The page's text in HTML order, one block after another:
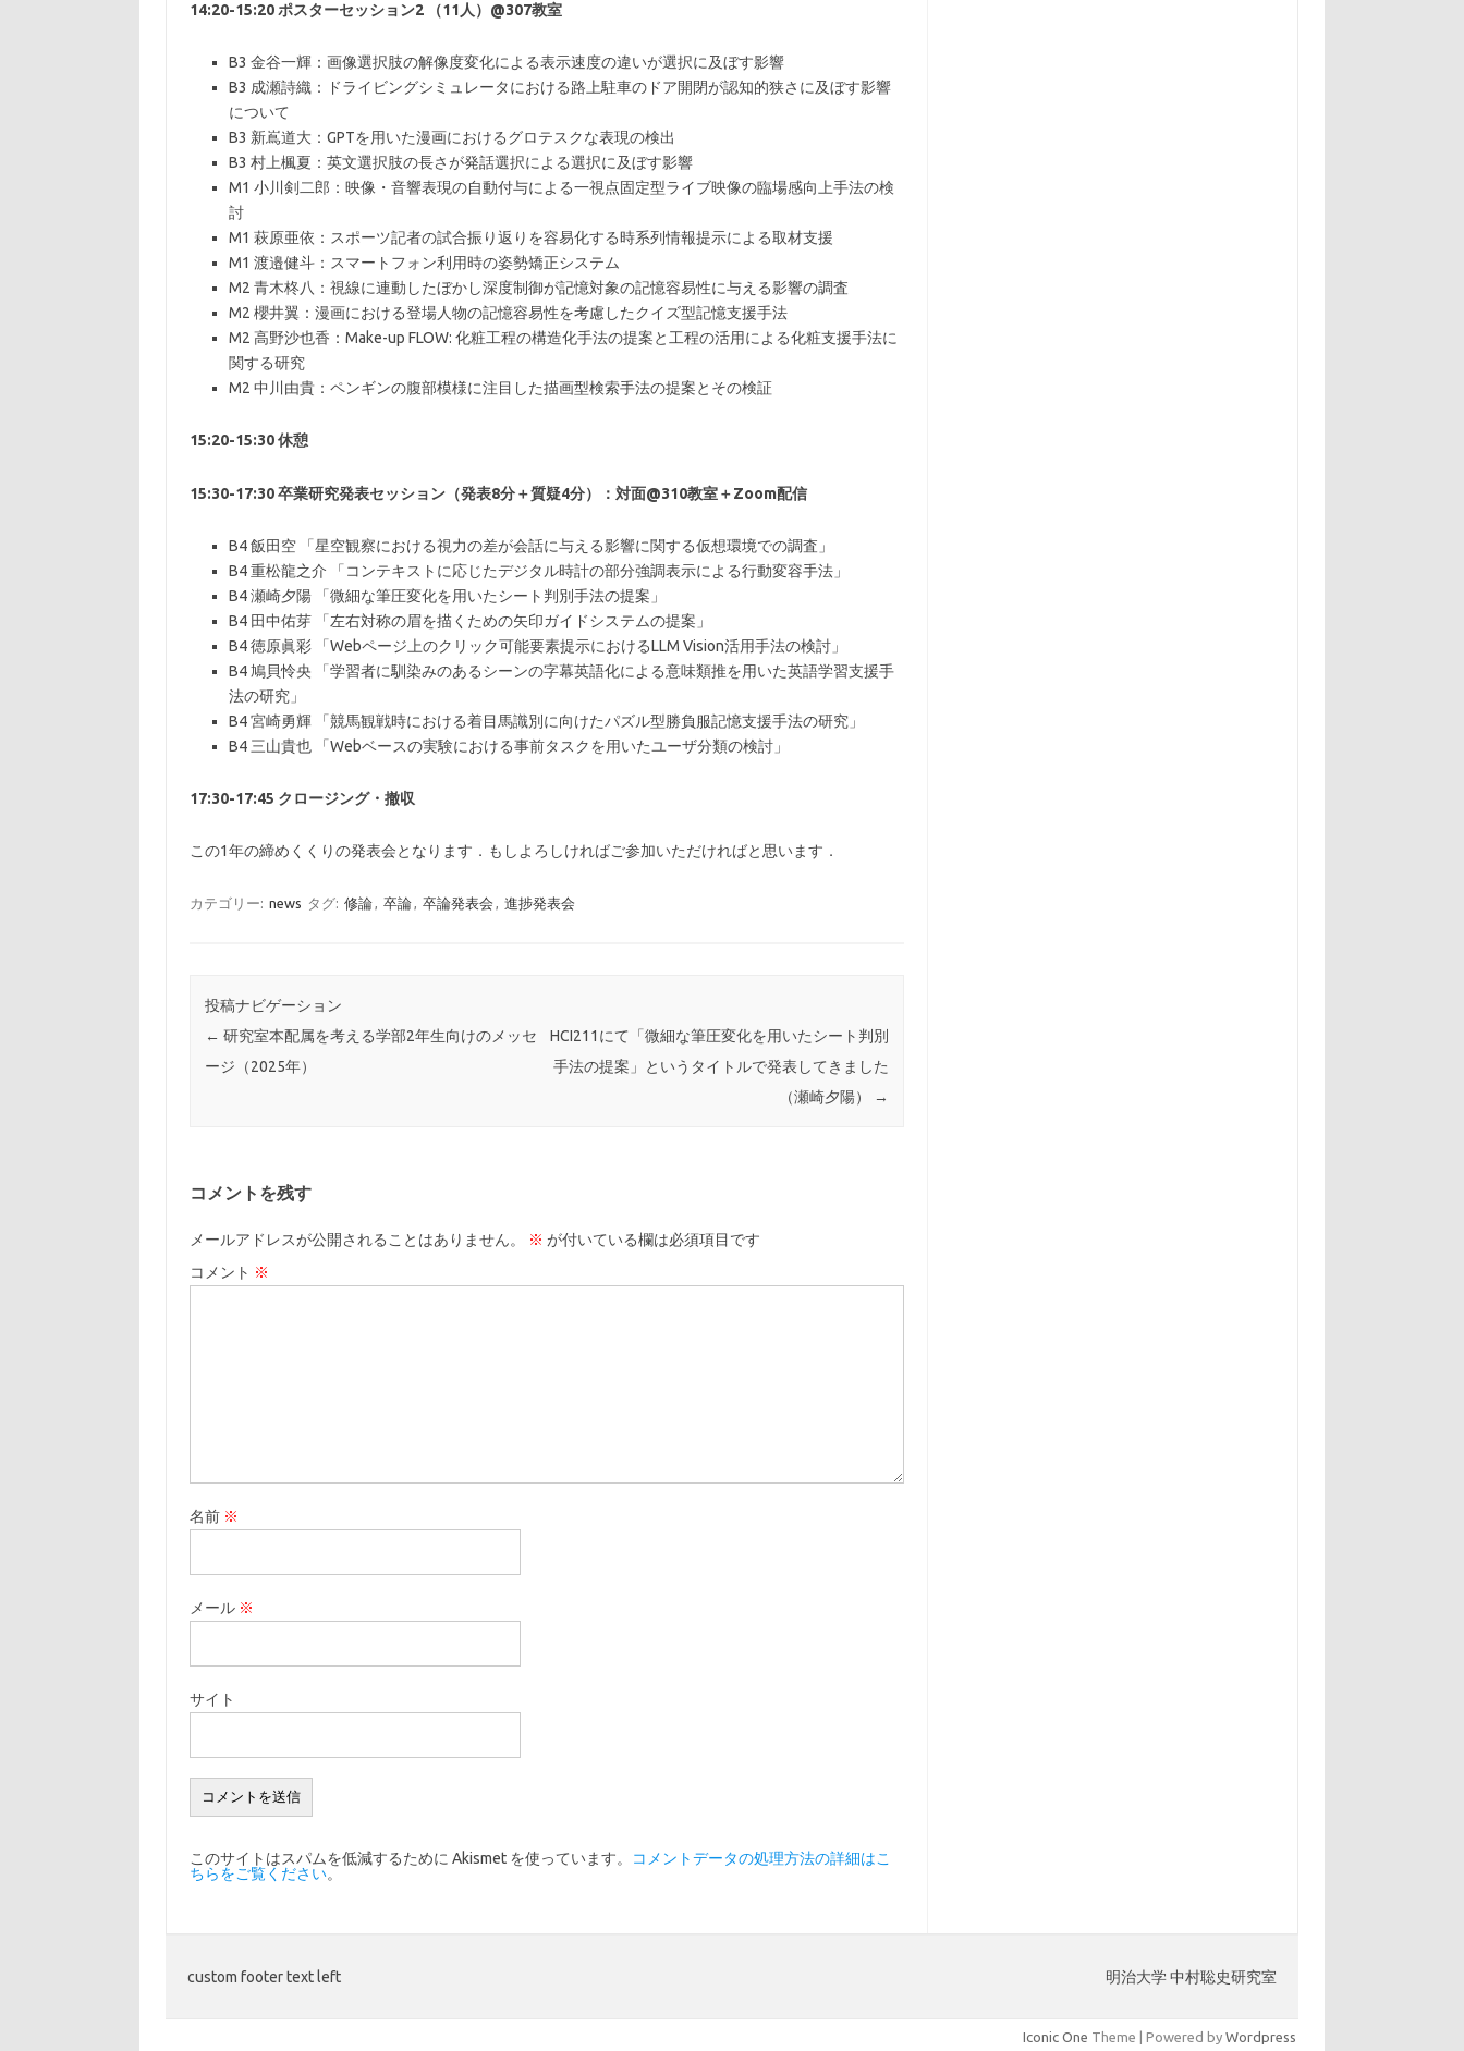
14:20-15:20 ポスターセッション2 （11人）@307教室
B3 金谷一輝：画像選択肢の解像度変化による表示速度の違いが選択に及ぼす影響
B3 成瀬詩織：ドライビングシミュレータにおける路上駐車のドア開閉が認知的狭さに及ぼす影響
について
B3 新嶌道大：GPTを用いた漫画におけるグロテスクな表現の検出
B3 村上楓夏：英文選択肢の長さが発話選択による選択に及ぼす影響
M1 小川剣二郎：映像・音響表現の自動付与による一視点固定型ライブ映像の臨場感向上手法の検
討
M1 萩原亜依：スポーツ記者の試合振り返りを容易化する時系列情報提示による取材支援
M1 渡邉健斗：スマートフォン利用時の姿勢矯正システム
M2 青木柊八：視線に連動したぼかし深度制御が記憶対象の記憶容易性に与える影響の調査
M2 櫻井翼：漫画における登場人物の記憶容易性を考慮したクイズ型記憶支援手法
M2 高野沙也香：Make-up FLOW: 化粧工程の構造化手法の提案と工程の活用による化粧支援手法に
関する研究
M2 中川由貴：ペンギンの腹部模様に注目した描画型検索手法の提案とその検証
15:20-15:30 休憩
15:30-17:30 卒業研究発表セッション（発表8分＋質疑4分）：対面@310教室＋Zoom配信
B4 飯田空 「星空観察における視力の差が会話に与える影響に関する仮想環境での調査」
B4 重松龍之介 「コンテキストに応じたデジタル時計の部分強調表示による行動変容手法」
B4 瀬崎夕陽 「微細な筆圧変化を用いたシート判別手法の提案」
B4 田中佑芽 「左右対称の眉を描くための矢印ガイドシステムの提案」
B4 徳原眞彩 「Webページ上のクリック可能要素提示におけるLLM Vision活用手法の検討」
B4 鳩貝怜央 「学習者に馴染みのあるシーンの字幕英語化による意味類推を用いた英語学習支援手
法の研究」
B4 宮崎勇輝 「競馬観戦時における着目馬識別に向けたパズル型勝負服記憶支援手法の研究」
B4 三山貴也 「Webベースの実験における事前タスクを用いたユーザ分類の検討」
17:30-17:45 クロージング・撤収
この1年の締めくくりの発表会となります．もしよろしければご参加いただければと思います．
カテゴリー: news タグ: 修論, 卒論, 卒論発表会 , 進捗発表会
投稿ナビゲーション
← 研究室本配属を考える学部2年生向けのメッセ
ージ（2025年）
HCI211にて「微細な筆圧変化を用いたシート判別
手法の提案」というタイトルで発表してきました
（瀬崎夕陽）
→
コメントを残す
メールアドレスが公開されることはありません。 ※ が付いている欄は必須項目です
コメント ※
名前 ※
メール ※
サイト
このサイトはスパムを低減するために Akismet を使っています。
コメントデータの処理方法の詳細はこ
ちらをご覧ください。
custom footer text left 明治大学 中村聡史研究室
Iconic One Theme | Powered by Wordpress